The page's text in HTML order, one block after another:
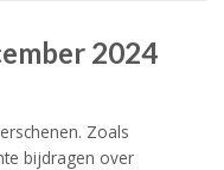
2024
Zoals
bijdragen over